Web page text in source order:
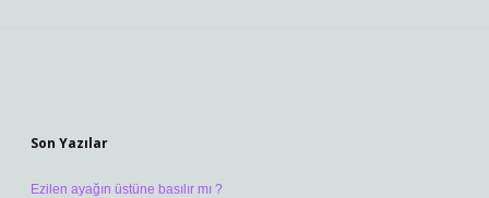
Son Yazılar
Ezilen ayağın üstüne basılır mı ?